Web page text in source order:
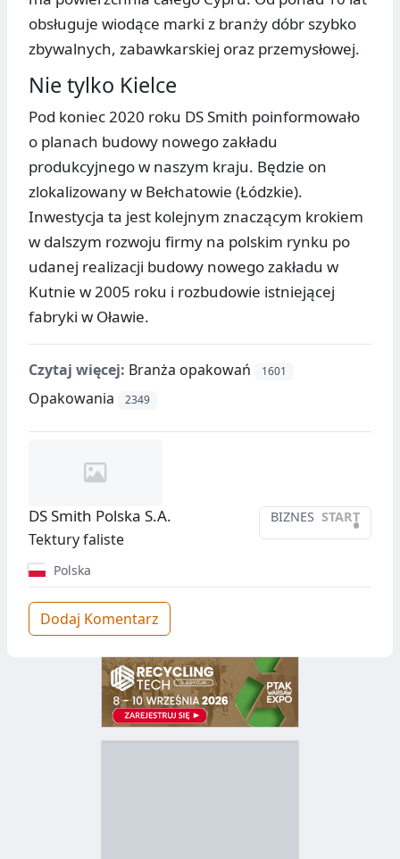
obsługuje wiodące marki z branży dóbr szybko
zbywalnych, zabawkarskiej oraz przemysłowej.
Nie tylko Kielce
Pod koniec 2020 roku DS Smith poinformowało
o planach budowy nowego zakładu
produkcyjnego w naszym kraju. Będzie on
zlokalizowany w Bełchatowie (Łódzkie).
Inwestycja ta jest kolejnym znaczącym krokiem
w dalszym rozwoju firmy na polskim rynku po
udanej realizacji budowy nowego zakładu w
Kutnie w 2005 roku i rozbudowie istniejącej
fabryki w Oławie.
Czytaj więcej: Branża opakowań 1601
Opakowania 2349
BIZNES START
•
DS Smith Polska S.A.
Tektury faliste
Polska
Dodaj Komentarz